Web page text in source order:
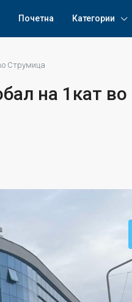
Почетна Категории
Струмица
на 1кат во